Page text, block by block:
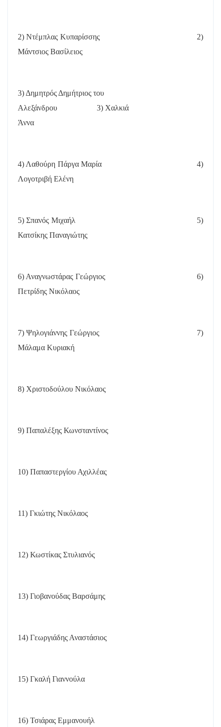
2) Ντέμπλας Κυπαρίσσης
2)
Μάντσιος Βασίλειος
3) Δημητρός Δημήτριος του
Αλεξάνδρου
3) Χαλκιά
Άννα
4) Λαθούρη Πάργα Μαρία
4)
Λογοτριβή Ελένη
5) Σπανός Μιχαήλ
5)
Κατσίκης Παναγιώτης
6) Αναγνωστάρας Γεώργιος
6)
Πετρίδης Νικόλαος
7) Ψηλογιάννης Γεώργιος
7)
Μάλαμα Κυριακή
8) Χριστοδούλου Νικόλαος
9) Παπαλέξης Κωνσταντίνος
10) Παπαστεργίου Αχιλλέας
11) Γκιώτης Νικόλαος
12) Κωστίκας Στυλιανός
13) Γιοβανούδας Βαρσάμης
14) Γεωργιάδης Αναστάσιος
15) Γκαλή Γιαννούλα
16) Τσιάρας Εμμανουήλ